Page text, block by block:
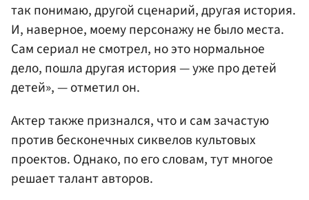
так понимаю, другой сценарий, другая история.
И, наверное, моему персонажу не было места.
Cам сериал не смотрел, но это нормальное
дело, пошла другая история — уже про детей
детей», — отметил он.
Актер также признался, что и сам зачастую
против бесконечных сиквелов культовых
проектов. Однако, по его словам, тут многое
решает талант авторов.